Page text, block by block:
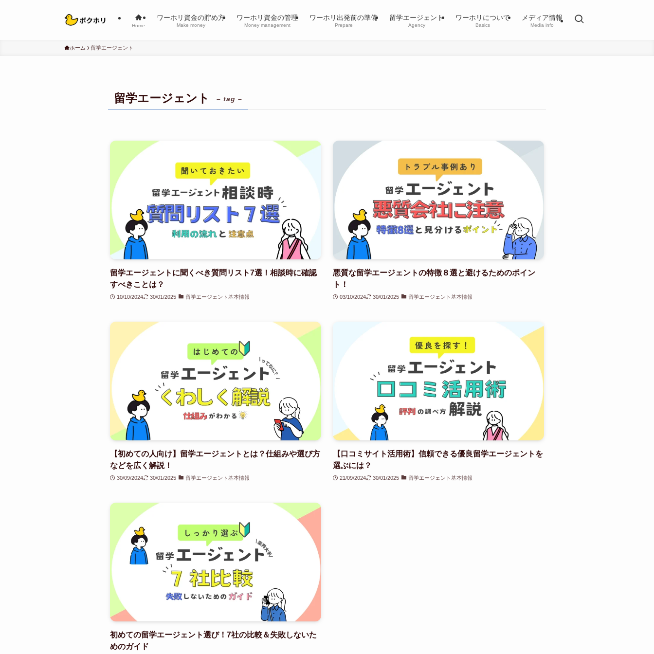
Home
ワーホリ資金の貯め方
Make money
ワーホリ資金の管理
Money management
ワーホリ出発前の準備
Prepare
留学エージェント
Agency
ワーホリについて
Basics
メディア情報
Media info
ホーム 留学エージェント
留学エージェント – tag –
留学エージェントに聞くべき質問リスト7選！相談時に確認
すべきことは？
10/10/2024 30/01/2025 留学エージェント基本情報
悪質な留学エージェントの特徴８選と避けるためのポイン
ト！
03/10/2024 30/01/2025 留学エージェント基本情報
【初めての人向け】留学エージェントとは？仕組みや選び方
などを広く解説！
30/09/2024 30/01/2025 留学エージェント基本情報
【口コミサイト活用術】信頼できる優良留学エージェントを
選ぶには？
21/09/2024 30/01/2025 留学エージェント基本情報
初めての留学エージェント選び！7社の比較＆失敗しないた
めのガイド